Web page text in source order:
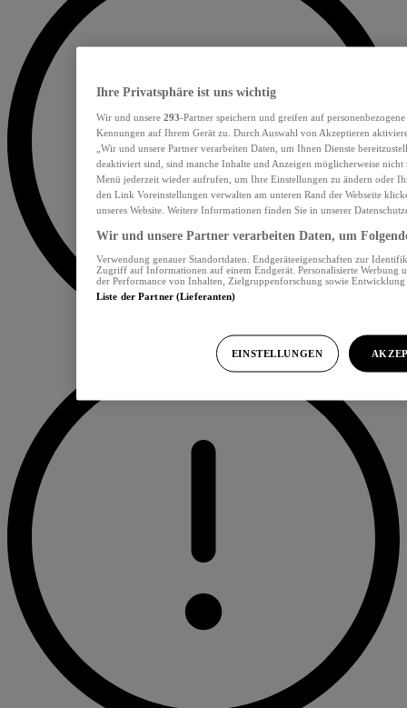
Ihre Privatsphäre ist uns wichtig
Wir und unsere 293-Partner speichern und greifen auf
Kennungen auf Ihrem Gerät zu. Durch Auswahl von Akzeptieren
„Wir und unsere Partner verarbeiten Daten, um Ihnen Dienste
deaktiviert sind, sind manche Inhalte und Anzeigen möglicherweise nicht
Menü jederzeit wieder aufrufen, um Ihre Einstellungen zu ändern oder
den Link Voreinstellungen verwalten am unteren Rand der Webseite
unseres Website. Weitere Informationen finden Sie in unserer
Wir und unsere Partner verarbeiten Daten, um
Verwendung genauer Standortdaten. Endgeräteeigenschaften zur
Zugriff auf Informationen auf einem Endgerät. Personalisierte Werbung
der Performance von Inhalten, Zielgruppenforschung sowie
Liste der Partner (Lieferanten)
EINSTELLUNGEN